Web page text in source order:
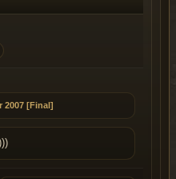
2007 [Final]